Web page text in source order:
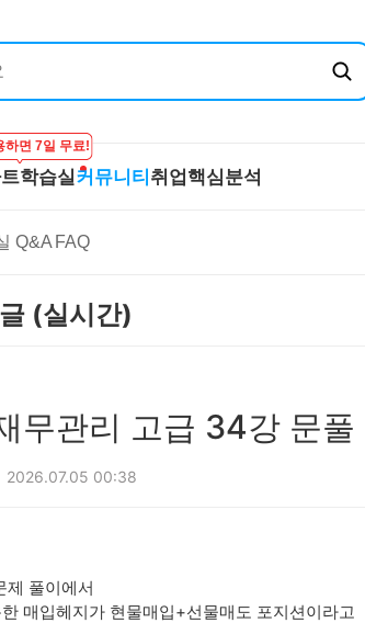
하면 7일 무료!
학습실 커뮤니티
Q&A FAQ
취업핵심분석
온라인 강의
(실시간)
무관리 고급 34강 문풀
2026.07.05 00:38
제 풀이에서
매입헤지가 현물매입+선물매도 포지션이라고